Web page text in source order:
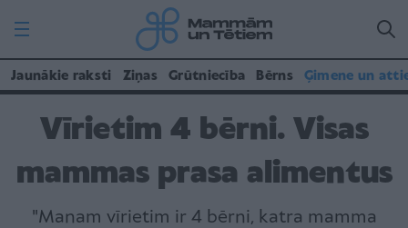
Jaunākie raksti Ziņas Grūtniecība Bērns Ģimene un
Vīrietim 4 bērni. Visas
mammas prasa alimentus
"Manam vīrietim ir 4 bērni, katra mamma